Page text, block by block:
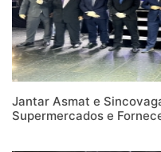
Jantar Asmat e
Supermercados e